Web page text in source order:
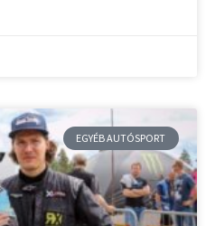
EGYÉB AUTÓSPORT